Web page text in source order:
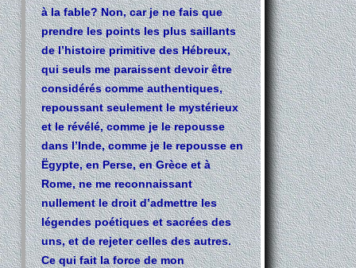
à la fable? Non, car je ne fais que
prendre les points les plus saillants
de l’histoire primitive des Hébreux,
qui seuls me paraissent devoir être
considérés comme authentiques,
repoussant seulement le mystérieux
et le révélé, comme je le repousse
dans l’Inde, comme je le repousse en
Ëgypte, en Perse, en Grèce et à
Rome, ne me reconnaissant
nullement le droit d’admettre les
légendes poétiques et sacrées des
uns, et de rejeter celles des autres.
Ce qui fait la force de mon